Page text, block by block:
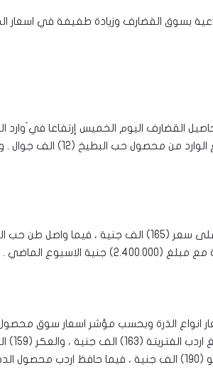
بسوق القضارف وزيادة طفيفة في اسعار
القضارف اليوم الخميس إرتفاعا في َوارد
(27.223) جوال ، فيما بلغ
الاسبوع الماضي .
انواع الذرة وبحسب مؤشر اسعار سوق